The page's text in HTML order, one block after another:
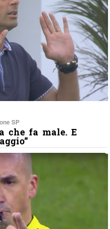
SP
che fa male. E